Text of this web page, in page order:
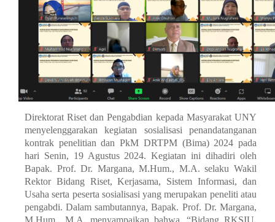
Direktorat Riset dan Pengabdian kepada Masyarakat UNY
menyelenggarakan kegiatan sosialisasi penandatanganan
kontrak penelitian dan PkM DRTPM (Bima) 2024 pada
hari Senin, 19 Agustus 2024. Kegiatan ini dihadiri oleh
Bapak. Prof. Dr. Margana, M.Hum., M.A. selaku Wakil
Rektor Bidang Riset, Kerjasama, Sistem Informasi, dan
Usaha serta peserta sosialisasi yang merupakan peneliti atau
pengabdi. Dalam sambutannya, Bapak. Prof. Dr. Margana,